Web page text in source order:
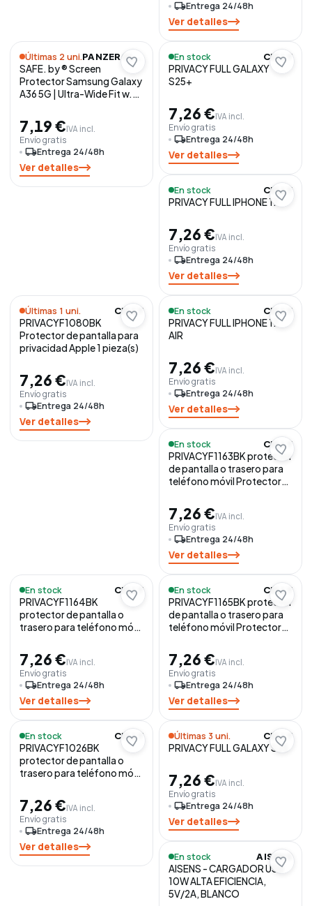
local_shippingEntrega 24/48h
Ver detalles
Últimas 2 uni. PANZERGLASS
SAFE. by ® Screen
Protector Samsung Galaxy
A36 5G | Ultra-Wide Fit w.
pantalla 1 pieza(s)
7,19 €IVA incl.
Envío gratis
local_shippingEntrega 24/48h
Ver detalles
En stock CELLY
PRIVACY FULL GALAXY
S25+
7,26 €IVA incl.
Envío gratis
local_shippingEntrega 24/48h
Ver detalles
En stock CELLY
PRIVACY FULL IPHONE 17
7,26 €IVA incl.
Envío gratis
local_shippingEntrega 24/48h
Ver detalles
Últimas 1 uni. CELLY
PRIVACYF1080BK
Protector de pantalla para
privacidad Apple 1 pieza(s)
7,26 €IVA incl.
Envío gratis
local_shippingEntrega 24/48h
Ver detalles
En stock CELLY
PRIVACY FULL IPHONE 17
AIR
7,26 €IVA incl.
Envío gratis
local_shippingEntrega 24/48h
Ver detalles
En stock CELLY
PRIVACYF1163BK protector
de pantalla o trasero para
teléfono móvil Protector
Samsung 1 pieza(s)
7,26 €IVA incl.
Envío gratis
local_shippingEntrega 24/48h
Ver detalles
En stock CELLY
PRIVACYF1164BK
protector de pantalla o
trasero para teléfono móvil
privacidad Samsung 1
pieza(s)
7,26 €IVA incl.
Envío gratis
local_shippingEntrega 24/48h
Ver detalles
En stock CELLY
PRIVACYF1165BK protector
de pantalla o trasero para
teléfono móvil Protector
Samsung 1 pieza(s)
7,26 €IVA incl.
Envío gratis
local_shippingEntrega 24/48h
Ver detalles
En stock CELLY
PRIVACYF1026BK
protector de pantalla o
trasero para teléfono móvil
7,26 €IVA incl.
Envío gratis
local_shippingEntrega 24/48h
Ver detalles
Últimas 3 uni. CELLY
PRIVACY FULL GALAXY S25
7,26 €IVA incl.
Envío gratis
local_shippingEntrega 24/48h
Ver detalles
En stock AISENS
AISENS - CARGADOR USB
10W ALTA EFICIENCIA,
5V/2A, BLANCO